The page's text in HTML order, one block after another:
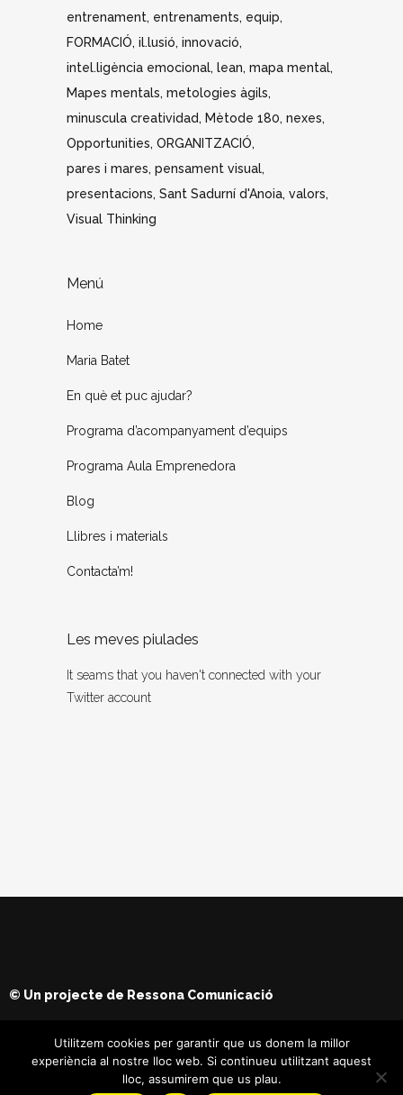
entrenament entrenaments equip
FORMACIÓ il.lusió innovació
intel.ligència emocional lean mapa mental
Mapes mentals metologies àgils
minuscula creatividad
Mètode 180 nexes
Opportunities ORGANITZACIÓ
pares i mares pensament visual
presentacions Sant Sadurní d'Anoia valors
Visual Thinking
Menú
Home
Maria Batet
En què et puc ajudar?
Programa d’acompanyament d’equips
Programa Aula Emprenedora
Blog
Llibres i materials
Contacta’m!
Les meves piulades
It seams that you haven't connected with your
Twitter account
© Un projecte de Ressona Comunicació
Utilitzem cookies per garantir que us donem la millor
experiència al nostre lloc web. Si continueu utilitzant aquest
lloc, assumirem que us plau.